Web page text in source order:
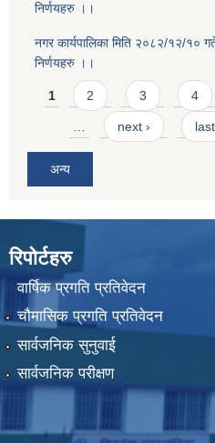
निर्णयहरु ।।
नगर कार्यपालिका मिति २०८२/१२/१०
निर्णयहरु ।।
Pages
1 2 3 4
next ›
अन्य
रिपोर्टहरु
वार्षिक प्रगति प्रतिवेदन
चौमासिक प्रगति प्रतिवेदन
सार्वजनिक सुनुवाई
सार्वजनिक परीक्षण